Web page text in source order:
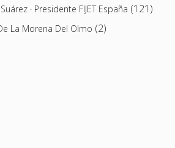
· Presidente FIJET España (121)
La Morena Del Olmo (2)